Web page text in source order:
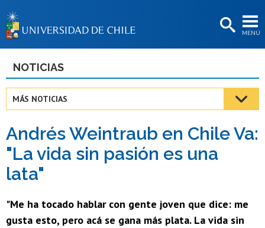
MENÚ
BIBLIOTECAS
Estudiantes
Académicas/os
Funcionarias/os
NOTICIAS
MÁS NOTICIAS
Andrés Weintraub en Chile Va:
"La vida sin pasión es una
lata"
"Me ha tocado hablar con gente joven que dice: me
gusta esto, pero acá se gana más plata. La vida sin